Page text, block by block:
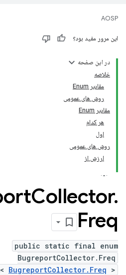
AOSP
این مرور مفید بود؟
در این صفحه
خلاصه
مقادیر Enum
روش های عمومی
مقادیر Enum
هر کدام
اول
روش های عمومی
ارزش از
Collector.
Freq
public static final enum
BugreportCollector.Freq
BugreportCollector.Freq >